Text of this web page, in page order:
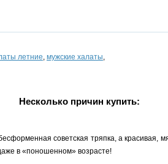
летние, мужские халаты,
Несколько причин купить:
советская тряпка, а красивая,
в «поношенном» возрасте!